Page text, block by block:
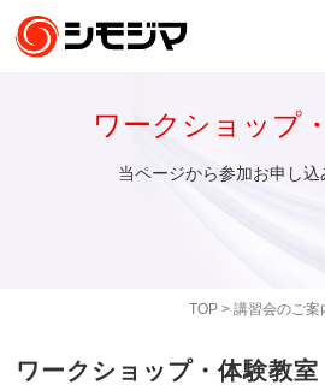
TOP> 講習会のご案
ワークショップ
当ページから参加お申し込
ワークショップ・体験教